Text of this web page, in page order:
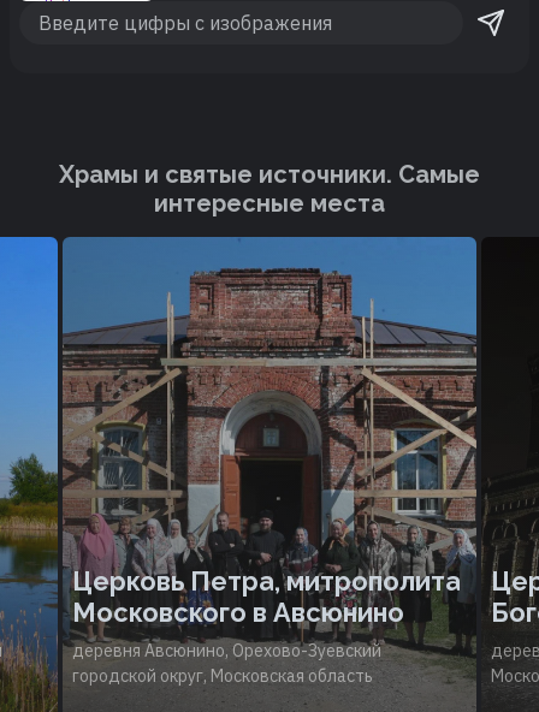
Храмы и святые источники. Cамые
интересные места
Церковь Петра, митрополита
Московского в Авсюнино
деревня Авсюнино, Орехово-Зуевский
городской округ, Московская область